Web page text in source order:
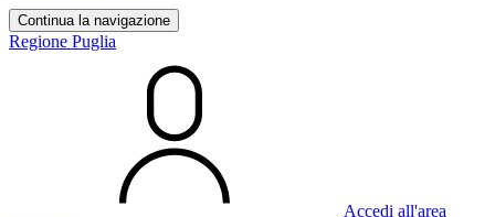
Continua la navigazione
Regione Puglia
Accedi all'area